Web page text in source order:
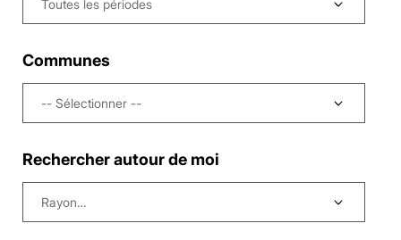
Communes
-- Sélectionner --
Rechercher autour de moi